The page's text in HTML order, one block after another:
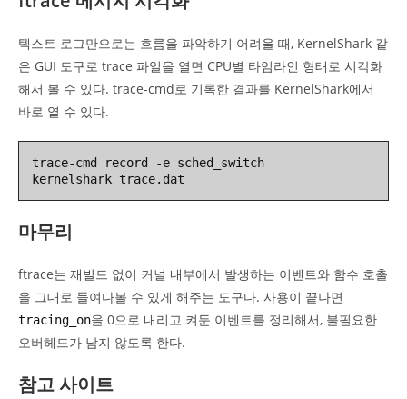
텍스트 로그만으로는 흐름을 파악하기 어려울 때, KernelShark 같
은 GUI 도구로 trace 파일을 열면 CPU별 타임라인 형태로 시각화
해서 볼 수 있다. trace-cmd로 기록한 결과를 KernelShark에서
바로 열 수 있다.
trace-cmd record -e sched_switch
kernelshark trace.dat
마무리
ftrace는 재빌드 없이 커널 내부에서 발생하는 이벤트와 함수 호출
을 그대로 들여다볼 수 있게 해주는 도구다. 사용이 끝나면
tracing_on을 0으로 내리고 켜둔 이벤트를 정리해서, 불필요한
오버헤드가 남지 않도록 한다.
참고 사이트